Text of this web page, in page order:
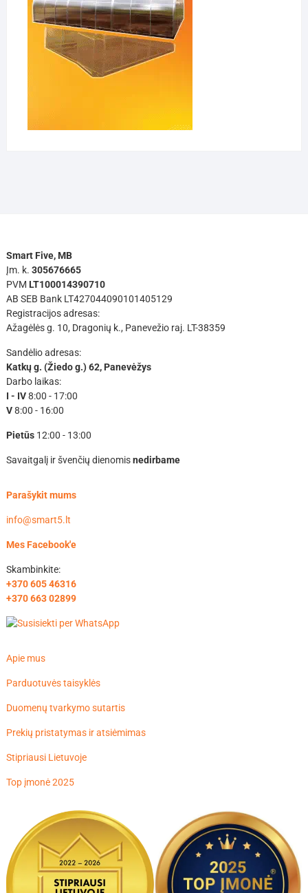
Smart Five, MB
Įm. k. 305676665
PVM LT100014390710
AB SEB Bank LT427044090101405129
Registracijos adresas:
Ažagėlės g. 10, Dragonių k., Panevežio raj. LT-38359
Sandėlio adresas:
Katkų g. (Žiedo g.) 62, Panevėžys
Darbo laikas:
I - IV8:00 - 17:00
V8:00 - 16:00
Pietūs12:00 - 13:00
Savaitgalį ir švenčių dienomisnedirbame
Parašykit mums
info@smart5.lt
Mes Facebook'e
Skambinkite:
+370 605 46316
+370 663 02899
Apie mus
Parduotuvės taisyklės
Duomenų tvarkymo sutartis
Prekių pristatymas ir atsiėmimas
Stipriausi Lietuvoje
Top įmonė 2025